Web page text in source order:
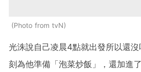
Photo from tvN
光洙說自己凌晨4點就出發所以還
刻為他準備「泡菜炒飯」，還加進